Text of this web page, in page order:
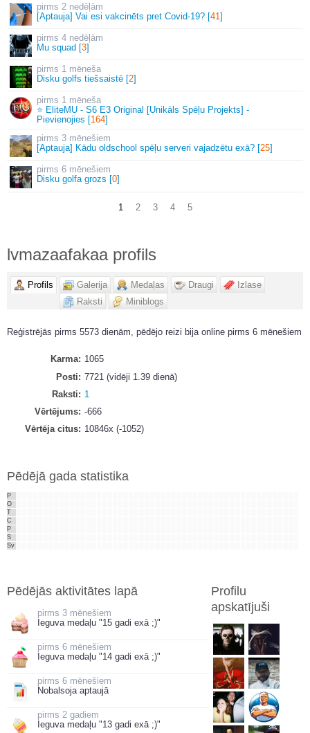
2 nedēļām
[Aptauja] Vai esi vakcinēts pret Covid-19? [41]
4 nedēļām
Mu squad [3]
1 mēneša
Disku golfs tiešsaistē [2]
1 mēneša
⭐ EliteMU - S6 E3 Original [Unikāls Spēļu Projekts] -
Pievienojies [164]
3 mēnešiem
[Aptauja] Kādu oldschool spēļu serveri vajadzētu exā? [25]
6 mēnešiem
Disku golfa grozs [0]
1 2 3 4 5
lvmazaafakaa profils
Profils Galerija Medaļas Draugi
Izlase
Raksti
Miniblogs
Reģistrējās pirms 5573 dienām, pēdējo reizi bija online pirms 6 mēnešiem
Karma
1065
Posti
7721 (vidēji 1.39 dienā)
Raksti
1
Vērtējums
-666
Vērtēja citus
10846x (-1052)
Pēdējā gada statistika
P
O
T
C
P
S
Sv
Pēdējās aktivitātes lapā
3 mēnešiem
Ieguva medaļu "15 gadi exā ;)"
6 mēnešiem
Ieguva medaļu "14 gadi exā ;)"
6 mēnešiem
Nobalsoja aptaujā
2 gadiem
Ieguva medaļu "13 gadi exā ;)"
Profilu
apskatījuši